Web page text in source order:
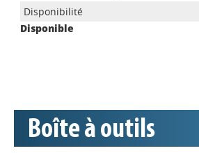
Disponible
Boîte à outils
Base documentaire